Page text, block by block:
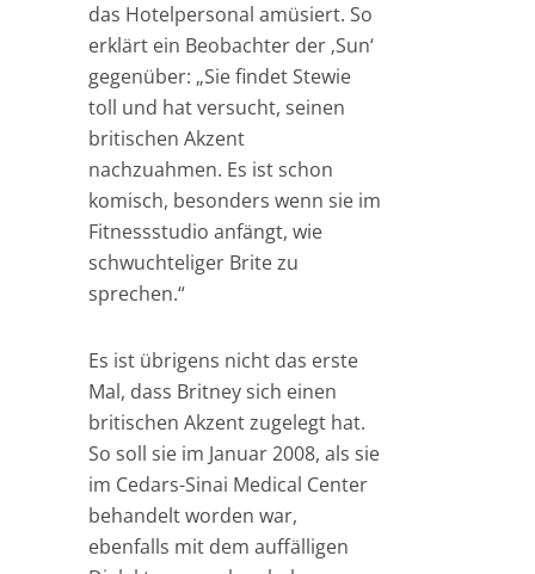
das Hotelpersonal amüsiert. So
erklärt ein Beobachter der ‚Sun‘
gegenüber: „Sie findet Stewie
toll und hat versucht, seinen
britischen Akzent
nachzuahmen. Es ist schon
komisch, besonders wenn sie im
Fitnessstudio anfängt, wie
schwuchteliger Brite zu
sprechen.“
Es ist übrigens nicht das erste
Mal, dass Britney sich einen
britischen Akzent zugelegt hat.
So soll sie im Januar 2008, als sie
im Cedars-Sinai Medical Center
behandelt worden war,
ebenfalls mit dem auffälligen